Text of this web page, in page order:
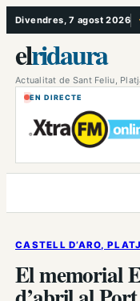
Vés
al
contingut
Divendres, 7 agost 2026
elridaura
Actualitat de Sant Feliu,
EN DIRECTE
CASTELL D’ARO,
El memorial